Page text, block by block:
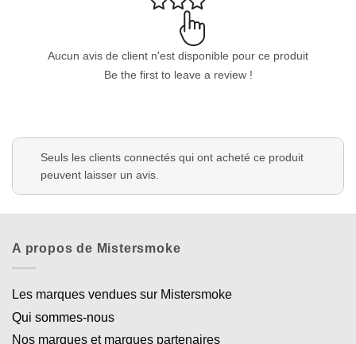
Aucun avis de client n'est disponible pour ce produit
Be the first to leave a review !
Seuls les clients connectés qui ont acheté ce produit
peuvent laisser un avis.
A propos de Mistersmoke
Les marques vendues sur Mistersmoke
Qui sommes-nous
Nos marques et marques partenaires